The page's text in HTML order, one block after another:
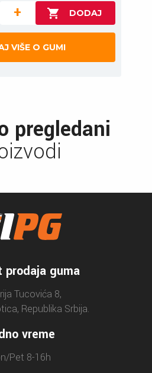
+
VIŠE O GUMI
pregledani
prodaja guma
Tucovića 8,
Republika Srbija.
vreme
Pet 8-16h